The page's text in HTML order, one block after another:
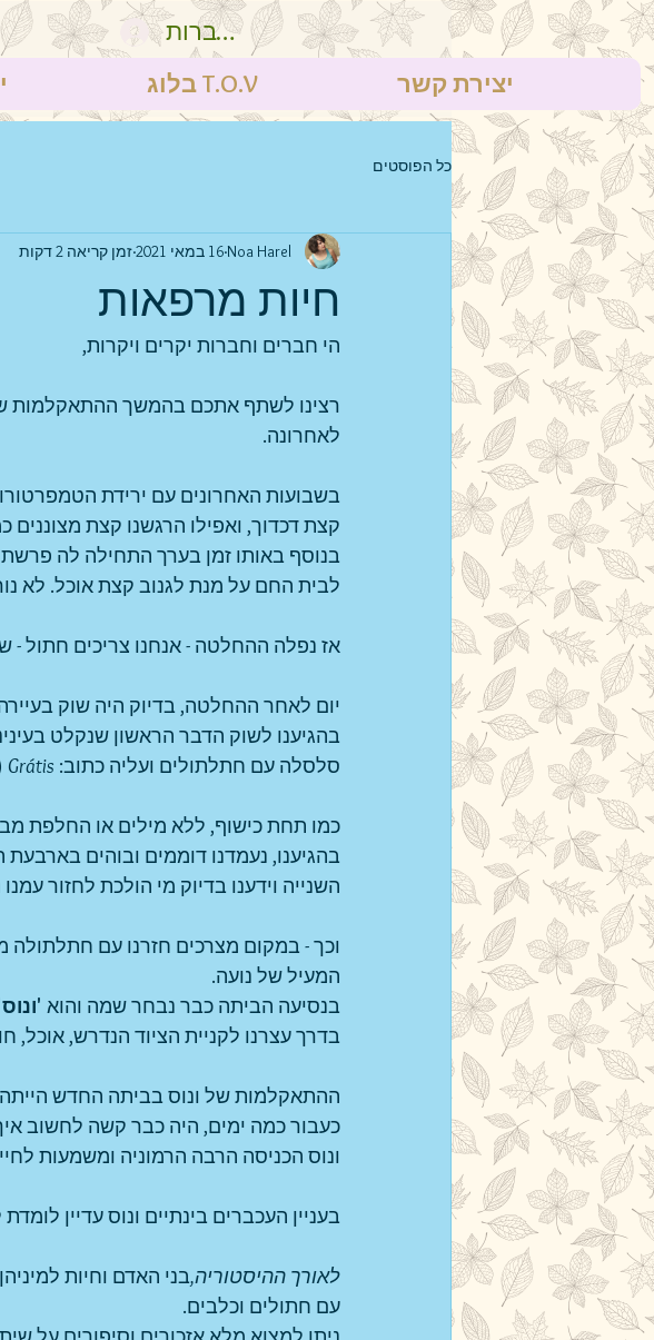
להתחברות
כל הפוסטים
חיות מרפאות
Noa Harel16 במאי 2021 זמן קריאה 2 דקות
הי חברים וחברות יקרים ויקרות,
רצינו לשתף אתכם בהמשך ההתאקלמות
לאחרונה.
בשבועות האחרונים עם ירידת
קצת דכדוך, ואפילו הרגשנו קצת מצוננים
בנוסף באותו זמן בערך התחילה לה
לבית החם על מנת לגנוב קצת אוכל. לא
אז נפלה ההחלטה - אנחנו צריכים חתול -
יום לאחר ההחלטה, בדיוק היה שוק
בהגיענו לשוק הדבר הראשון שנקלט
סלסלה עם חתלתולים ועליה כתוב: Grátis
כמו תחת כישוף, ללא מילים או החלפת
בהגיענו, נעמדנו דוממים ובוהים
השנייה וידענו בדיוק מי הולכת לחזור
וכך - במקום מצרכים חזרנו עם
המעיל של נועה.
בנסיעה הביתה כבר נבחר שמה והוא
בדרך עצרנו לקניית הציוד הנדרש, אוכל,
ההתאקלמות של ונוס בביתה החדש
כעבור כמה ימים, היה כבר קשה לחשוב
ונוס הכניסה הרבה הרמוניה ומשמעות
בעניין העכברים בינתיים ונוס עדיין
לאורך ההיסטוריה,בני האדם וחיות
עם חתולים וכלבים.
בלוג T.O.V יצירת קשר